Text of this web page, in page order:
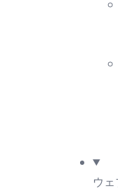
ウ